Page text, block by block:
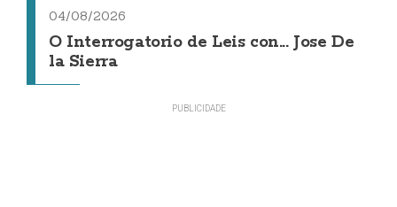
04/08/2026
O Interrogatorio de Leis con... Jose De
la Sierra